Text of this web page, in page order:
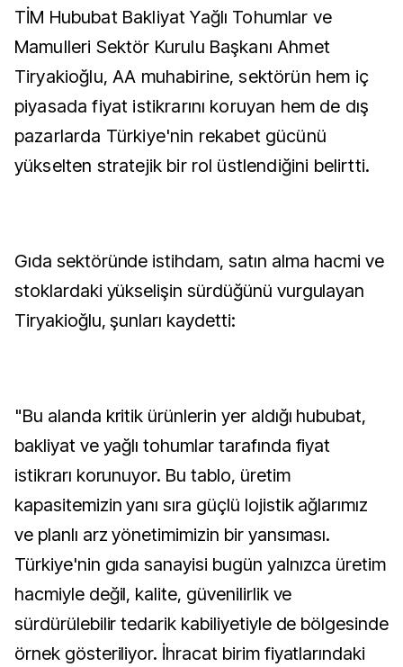
TİM Hububat Bakliyat Yağlı Tohumlar ve
Mamulleri Sektör Kurulu Başkanı Ahmet
Tiryakioğlu, AA muhabirine, sektörün hem iç
piyasada fiyat istikrarını koruyan hem de dış
pazarlarda Türkiye'nin rekabet gücünü
yükselten stratejik bir rol üstlendiğini belirtti.
Gıda sektöründe istihdam, satın alma hacmi ve
stoklardaki yükselişin sürdüğünü vurgulayan
Tiryakioğlu, şunları kaydetti:
"Bu alanda kritik ürünlerin yer aldığı hububat,
bakliyat ve yağlı tohumlar tarafında fiyat
istikrarı korunuyor. Bu tablo, üretim
kapasitemizin yanı sıra güçlü lojistik ağlarımız
ve planlı arz yönetimimizin bir yansıması.
Türkiye'nin gıda sanayisi bugün yalnızca üretim
hacmiyle değil, kalite, güvenilirlik ve
sürdürülebilir tedarik kabiliyetiyle de bölgesinde
örnek gösteriliyor. İhracat birim fiyatlarındaki